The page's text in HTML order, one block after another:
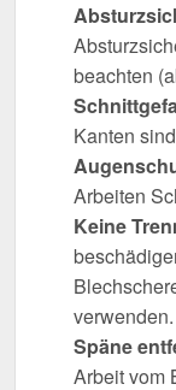
beachten
Kanten
Arbeiten
Keine
verwenden.
Späne
Arbeit vom